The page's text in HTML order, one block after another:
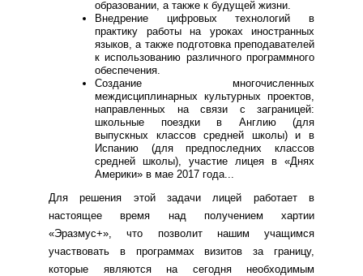
образовании, а также к будущей жизни.
Внедрение цифровых технологий в
практику работы на уроках иностранных
языков, а также подготовка преподавателей
к использованию различного программного
обеспечения.
Создание многочисленных
междисциплинарных культурных проектов,
направленных на связи с заграницей:
школьные поездки в Англию (для
выпускных классов средней школы) и в
Испанию (для предпоследних классов
средней школы), участие лицея в «Днях
Америки» в мае 2017 года...
Для решения этой задачи лицей работает в
настоящее время над получением хартии
«Эразмус+», что позволит нашим учащимся
участвовать в программах визитов за границу,
которые являются на сегодня необходимым